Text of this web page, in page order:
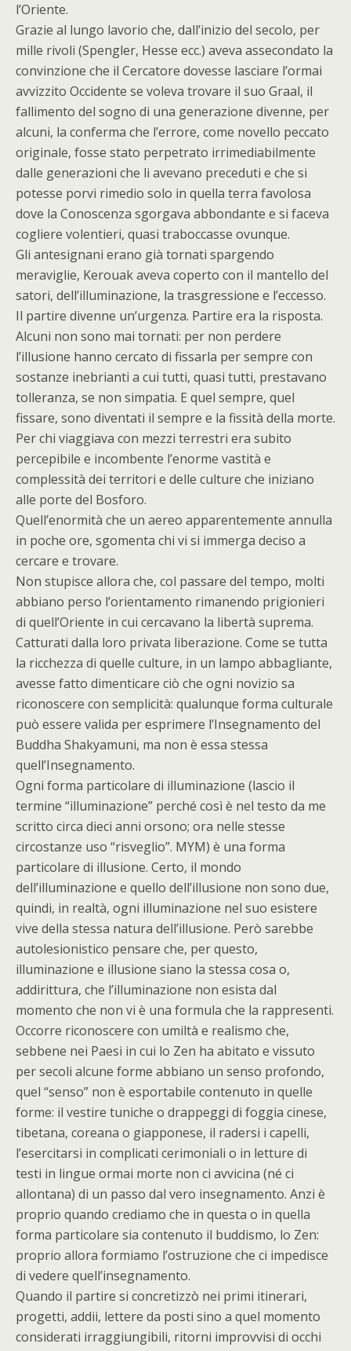
l’Oriente.
Grazie al lungo lavorio che, dall’inizio del secolo, per
mille rivoli (Spengler, Hesse ecc.) aveva assecondato la
convinzione che il Cercatore dovesse lasciare l’ormai
avvizzito Occidente se voleva trovare il suo Graal, il
fallimento del sogno di una generazione divenne, per
alcuni, la conferma che l’errore, come novello peccato
originale, fosse stato perpetrato irrimediabilmente
dalle generazioni che li avevano preceduti e che si
potesse porvi rimedio solo in quella terra favolosa
dove la Conoscenza sgorgava abbondante e si faceva
cogliere volentieri, quasi traboccasse ovunque.
Gli antesignani erano già tornati spargendo
meraviglie, Kerouak aveva coperto con il mantello del
satori, dell’illuminazione, la trasgressione e l’eccesso.
Il partire divenne un’urgenza. Partire era la risposta.
Alcuni non sono mai tornati: per non perdere
l’illusione hanno cercato di fissarla per sempre con
sostanze inebrianti a cui tutti, quasi tutti, prestavano
tolleranza, se non simpatia. E quel sempre, quel
fissare, sono diventati il sempre e la fissità della morte.
Per chi viaggiava con mezzi terrestri era subito
percepibile e incombente l’enorme vastità e
complessità dei territori e delle culture che iniziano
alle porte del Bosforo.
Quell’enormità che un aereo apparentemente annulla
in poche ore, sgomenta chi vi si immerga deciso a
cercare e trovare.
Non stupisce allora che, col passare del tempo, molti
abbiano perso l’orientamento rimanendo prigionieri
di quell’Oriente in cui cercavano la libertà suprema.
Catturati dalla loro privata liberazione. Come se tutta
la ricchezza di quelle culture, in un lampo abbagliante,
avesse fatto dimenticare ciò che ogni novizio sa
riconoscere con semplicità: qualunque forma culturale
può essere valida per esprimere l’Insegnamento del
Buddha Shakyamuni, ma non è essa stessa
quell’Insegnamento.
Ogni forma particolare di illuminazione (lascio il
termine “illuminazione” perché così è nel testo da me
scritto circa dieci anni orsono; ora nelle stesse
circostanze uso “risveglio”. MYM) è una forma
particolare di illusione. Certo, il mondo
dell’illuminazione e quello dell’illusione non sono due,
quindi, in realtà, ogni illuminazione nel suo esistere
vive della stessa natura dell’illusione. Però sarebbe
autolesionistico pensare che, per questo,
illuminazione e illusione siano la stessa cosa o,
addirittura, che l’illuminazione non esista dal
momento che non vi è una formula che la rappresenti.
Occorre riconoscere con umiltà e realismo che,
sebbene nei Paesi in cui lo Zen ha abitato e vissuto
per secoli alcune forme abbiano un senso profondo,
quel “senso” non è esportabile contenuto in quelle
forme: il vestire tuniche o drappeggi di foggia cinese,
tibetana, coreana o giapponese, il radersi i capelli,
l’esercitarsi in complicati cerimoniali o in letture di
testi in lingue ormai morte non ci avvicina (né ci
allontana) di un passo dal vero insegnamento. Anzi è
proprio quando crediamo che in questa o in quella
forma particolare sia contenuto il buddismo, lo Zen:
proprio allora formiamo l’ostruzione che ci impedisce
di vedere quell’insegnamento.
Quando il partire si concretizzò nei primi itinerari,
progetti, addii, lettere da posti sino a quel momento
considerati irraggiungibili, ritorni improvvisi di occhi